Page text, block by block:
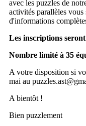
avec les puzzles de
activités parallèles
d'informations
Les inscriptions seront
Nombre limité à 35
A votre disposition si
mai au
A bientôt !
Bien puzzlement